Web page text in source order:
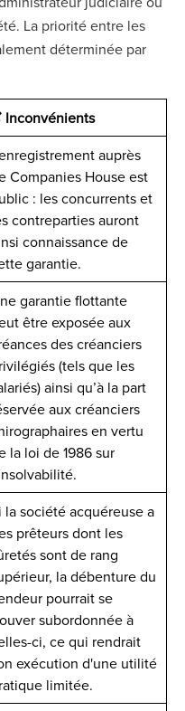
La priorité entre les
déterminée par
Inconvénients
auprès
Companies House est
: les concurrents et
contreparties auront
connaissance de
garantie.
garantie flottante
être exposée aux
des créanciers
(tels que les
ainsi qu’à la part
aux créanciers
en vertu
la loi de 1986 sur
la société acquéreuse a
prêteurs dont les
sont de rang
la débenture du
pourrait se
subordonnée à
ci, ce qui rendrait
exécution d'une utilité
limitée.